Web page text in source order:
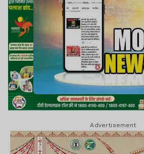
Advertisement